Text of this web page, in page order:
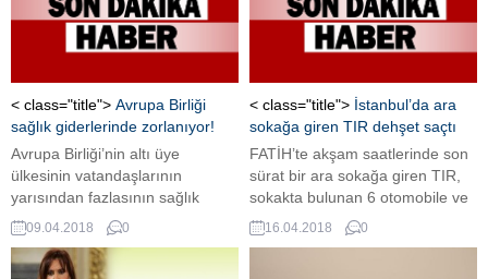
< class="title"> Avrupa Birliği
sağlık giderlerinde zorlanıyor!
Avrupa Birliği’nin altı üye
ülkesinin vatandaşlarının
yarısından fazlasının sağlık
giderlerini karşılamakta ciddi
sıkıntı çektiği ortaya çıktı. Avrupa
İstatistik Ofisinin (Eurostat) son
09.04.2018 0
< class="title"> İstanbul’da ara
sokağa giren TIR dehşet saçtı
FATİH’te akşam saatlerinde son
sürat bir ara sokağa giren TIR,
sokakta bulunan 6 otomobile ve
bir evin duvarına çarptı. O sırada
sokakta kimsenin olmaması olası
16.04.2018 0